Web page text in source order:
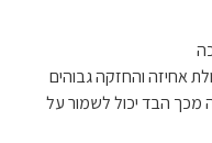
אחיזה והחזקה גבוהים
מכך הבד יכול לשמור על